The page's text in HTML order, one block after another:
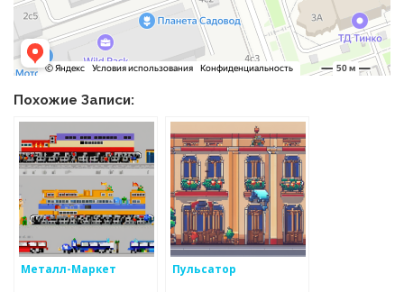
Похожие Записи:
Металл-Маркет Пульсатор